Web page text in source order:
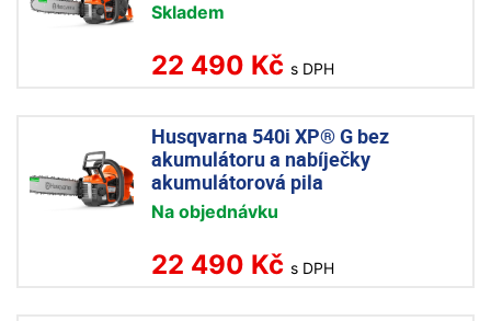
Skladem
22 490 Kč s DPH
Husqvarna 540i XP® G bez
akumulátoru a nabíječky
akumulátorová pila
Na objednávku
22 490 Kč s DPH